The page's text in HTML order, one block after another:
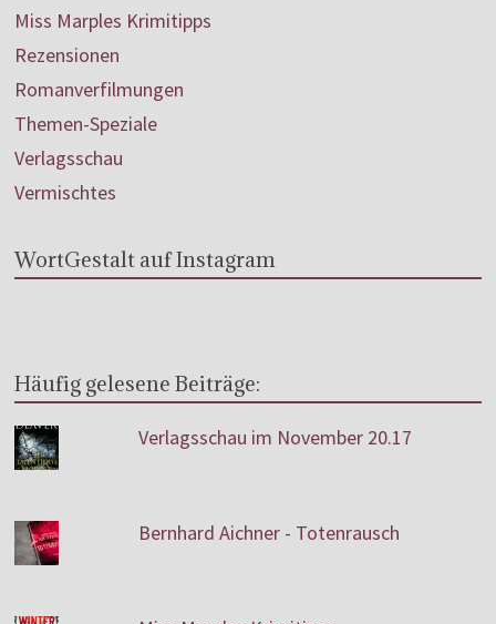
Miss Marples Krimitipps
Rezensionen
Romanverfilmungen
Themen-Speziale
Verlagsschau
Vermischtes
WortGestalt auf Instagram
Häufig gelesene Beiträge:
Verlagsschau im November 20.17
Bernhard Aichner - Totenrausch